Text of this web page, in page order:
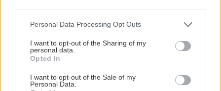
Please note that this website/app uses one or more Google
not limited to your visit or usage behaviour. You may click to
grant or deny consent to Google and its third-party tags to
use your data for below specified purposes in below Google
consent section.
Personal Data Processing Opt Outs
I want to opt-out of the Sharing of my
personal data.
Opted In
I want to opt-out of the Sale of my
Personal Data.
Chcete dominantu interiéru,
ktorá pritiahne pohľady?
Vyrobte si takéto masívne
Prečo klasická
ako to vyriešiť